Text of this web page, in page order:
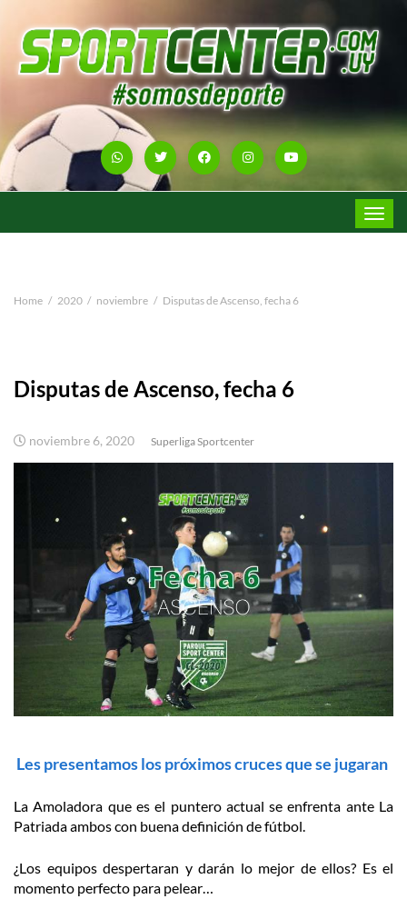
Toggle
Home 2020 noviembre Disputas de Ascenso, fecha 6
Disputas de Ascenso, fecha 6
noviembre 6, 2020 Superliga Sportcenter
Les presentamos los próximos cruces que se jugaran
La Amoladora que es el puntero actual se enfrenta ante La
Patriada ambos con buena definición de fútbol.
¿Los equipos despertaran y darán lo mejor de ellos? Es el
momento perfecto para pelear…